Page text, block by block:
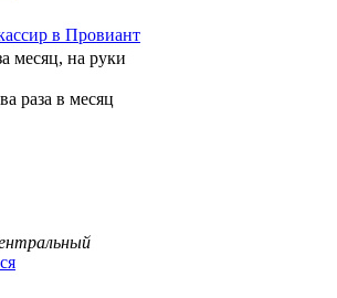
в Провиант
месяц, на руки
раза в месяц